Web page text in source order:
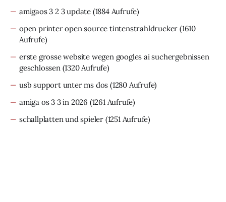
amigaos 3 2 3 update (1884 Aufrufe)
open printer open source tintenstrahldrucker (1610
Aufrufe)
erste grosse website wegen googles ai suchergebnissen
geschlossen(1320 Aufrufe)
usb support unter ms dos (1280 Aufrufe)
amiga os 3 3 in 2026 (1261 Aufrufe)
schallplatten und spieler (1251 Aufrufe)